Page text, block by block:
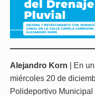
Alejandro Korn | En
miércoles 20 de
Polideportivo Municipal